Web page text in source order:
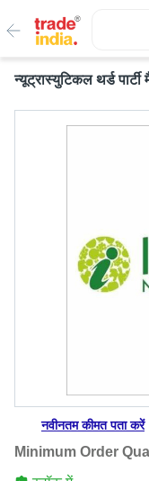
न्यूट्रास्युटिकल थर्ड
नवीनतम कीमत पता करें
Minimum Order